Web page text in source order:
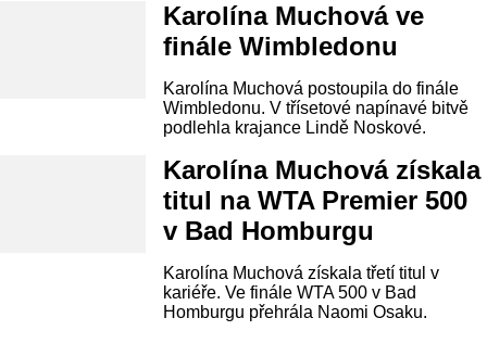
Karolína Muchová ve
finále Wimbledonu
Karolína Muchová postoupila do finále
Wimbledonu. V třísetové napínavé bitvě
podlehla krajance Lindě Noskové.
Karolína Muchová získala
titul na WTA Premier 500
v Bad Homburgu
Karolína Muchová získala třetí titul v
kariéře. Ve finále WTA 500 v Bad
Homburgu přehrála Naomi Osaku.